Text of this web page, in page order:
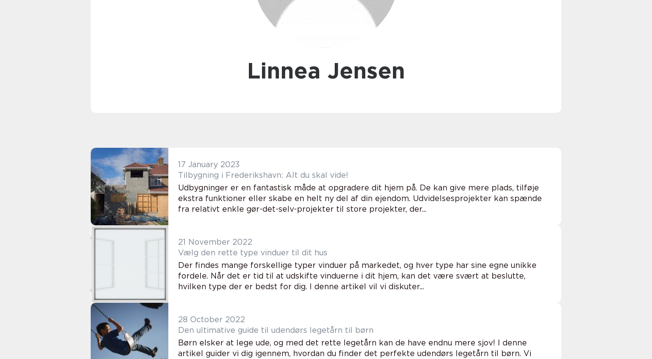
Linnea Jensen
17 January 2023
Tilbygning i Frederikshavn: Alt du skal vide!
Udbygninger er en fantastisk måde at opgradere dit hjem på. De kan give mere plads, tilføje
ekstra funktioner eller skabe en helt ny del af din ejendom. Udvidelsesprojekter kan spænde
fra relativt enkle gør-det-selv-projekter til store projekter, der...
21 November 2022
Vælg den rette type vinduer til dit hus
Der findes mange forskellige typer vinduer på markedet, og hver type har sine egne unikke
fordele. Når det er tid til at udskifte vinduerne i dit hjem, kan det være svært at beslutte,
hvilken type der er bedst for dig. I denne artikel vil vi diskuter...
28 October 2022
Den ultimative guide til udendørs legetårn til børn
Børn elsker at lege ude, og med det rette legetårn kan de have endnu mere sjov! I denne
artikel guider vi dig igennem, hvordan du finder det perfekte udendørs legetårn til børn. Vi